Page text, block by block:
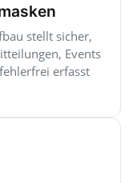
stellt sicher,
Events
erfasst